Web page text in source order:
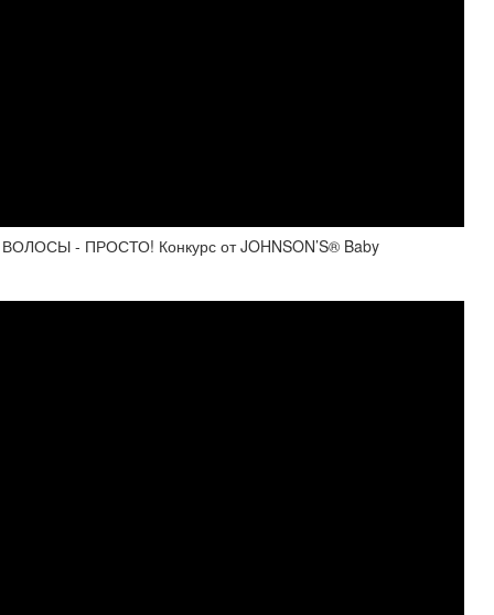
- ПРОСТО! Конкурс от JOHNSON’S® Baby